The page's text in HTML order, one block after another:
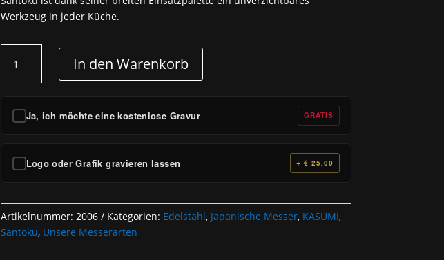
Werkzeug in jeder Küche.
Santoku
Menge
In den Warenkorb
Ja, ich möchte eine kostenlose Gravur GRATIS
Logo oder Grafik gravieren lassen + € 25,00
Artikelnummer: 2006 Kategorien: Edelstahl, Japanische Messer, KASUMI,
Santoku, Unsere Messerarten